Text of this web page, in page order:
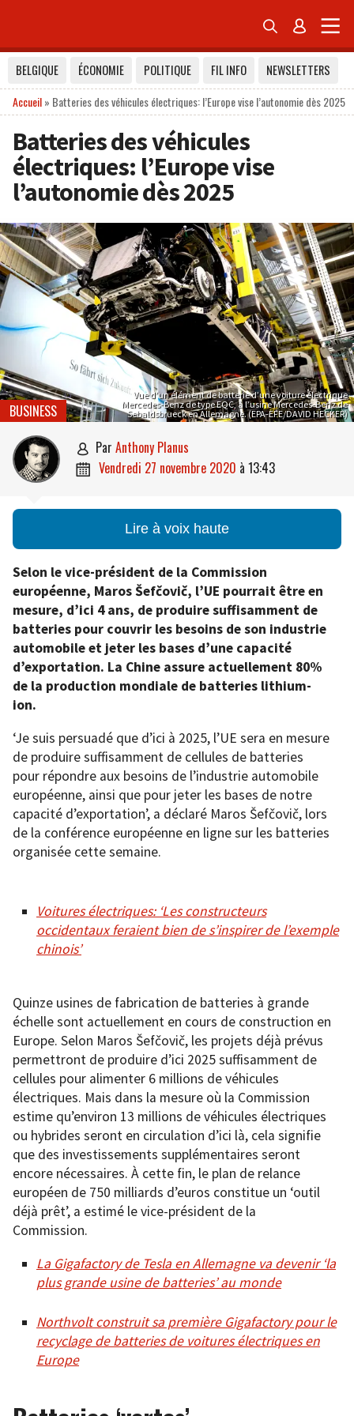
 
BELGIQUE ÉCONOMIE POLITIQUE FIL INFO
NEWSLETTERS
Accueil» Batteries des véhicules électriques: l’Europe vise l’autonomie dès 2025
Batteries des véhicules
électriques: l’Europe vise
l’autonomie dès 2025
Vue d’un élément de batterie d’une voiture électrique
Mercedes-Benz de type EQC, à l’usine Mercedes-Benz de
Sebaldsbrueck en Allemagne. (EPA-EFE/DAVID HECKER)
BUSINESS
 par Anthony Planus
 vendredi 27 novembre 2020 à 13:43
Lire à voix haute
Selon le vice-président de la Commission
européenne, Maros Šefčovič, l’UE pourrait être en
mesure, d’ici 4 ans, de produire suffisamment de
batteries pour couvrir les besoins de son industrie
automobile et jeter les bases d’une capacité
d’exportation. La Chine assure actuellement 80%
de la production mondiale de batteries lithium-
ion.
‘Je suis persuadé que d’ici à 2025, l’UE sera en mesure
de produire suffisamment de cellules de batteries
pour répondre aux besoins de l’industrie automobile
européenne, ainsi que pour jeter les bases de notre
capacité d’exportation’, a déclaré Maros Šefčovič, lors
de la conférence européenne en ligne sur les batteries
organisée cette semaine.
Voitures électriques: ‘Les constructeurs
occidentaux feraient bien de s’inspirer de l’exemple
chinois’
Quinze usines de fabrication de batteries à grande
échelle sont actuellement en cours de construction en
Europe. Selon Maros Šefčovič, les projets déjà prévus
permettront de produire d’ici 2025 suffisamment de
cellules pour alimenter 6 millions de véhicules
électriques. Mais dans la mesure où la Commission
estime qu’environ 13 millions de véhicules électriques
ou hybrides seront en circulation d’ici là, cela signifie
que des investissements supplémentaires seront
encore nécessaires. À cette fin, le plan de relance
européen de 750 milliards d’euros constitue un ‘outil
déjà prêt’, a estimé le vice-président de la
Commission.
La Gigafactory de Tesla en Allemagne va devenir ‘la
plus grande usine de batteries’ au monde
Northvolt construit sa première Gigafactory pour le
recyclage de batteries de voitures électriques en
Europe